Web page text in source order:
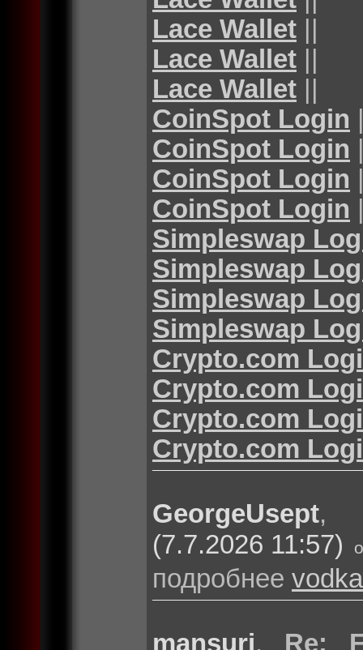
Lace Wallet ||
Lace Wallet ||
Lace Wallet ||
CoinSpot Login
CoinSpot Login
CoinSpot Login
CoinSpot Login
Simpleswap
Simpleswap
Simpleswap
Simpleswap
Crypto.com
Crypto.com
Crypto.com
Crypto.com
GeorgeUsept
(7.7.2026 11:57)
подробнее
mansuri, Re: